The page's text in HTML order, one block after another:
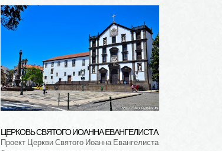
ЦЕРКОВЬ СВЯТОГО ИОАННА ЕВАНГЕЛИСТА
Проект Церкви Святого Иоанна Евангелиста